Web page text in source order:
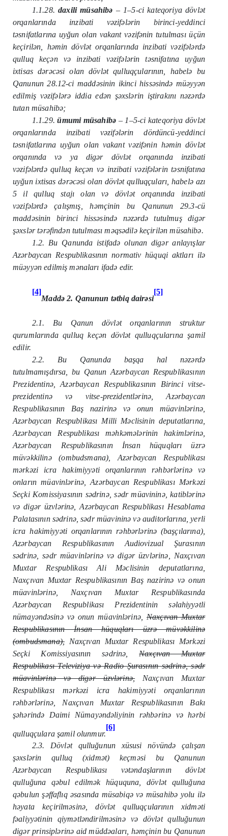
1.1.28.daxili müsahibə – 1–5-ci kateqoriya dövlət
orqanlarında inzibati vəzifələrin birinci-yeddinci
təsnifatlarına uyğun olan vakant vəzifənin tutulması üçün
keçirilən, həmin dövlət orqanlarında inzibati vəzifələrdə
qulluq keçən və inzibati vəzifələrin təsnifatına uyğun
ixtisas dərəcəsi olan dövlət qulluqçularının, habelə bu
Qanunun 28.12-ci maddəsinin ikinci hissəsində müəyyən
edilmiş vəzifələrə iddia edən şəxslərin iştirakını nəzərdə
tutan müsahibə;
1.1.29.ümumi müsahibə – 1–5-ci kateqoriya dövlət
orqanlarında inzibati vəzifələrin dördüncü-yeddinci
təsnifatlarına uyğun olan vakant vəzifənin həmin dövlət
orqanında və ya digər dövlət orqanında inzibati
vəzifələrdə qulluq keçən və inzibati vəzifələrin təsnifatına
uyğun ixtisas dərəcəsi olan dövlət qulluqçuları, habelə azı
5 il qulluq stajı olan və dövlət orqanında inzibati
vəzifələrdə çalışmış, həmçinin bu Qanunun 29.3-cü
maddəsinin birinci hissəsində nəzərdə tutulmuş digər
şəxslər tərəfindən tutulması məqsədilə keçirilən müsahibə.
1.2. Bu Qanunda istifadə olunan digər anlayışlar
Azərbaycan Respublikasının normativ hüquqi aktları ilə
müəyyən edilmiş mənaları ifadə edir.
[4]
Maddə 2. Qanunun tətbiq dairəsi
[5]
2.1. Bu Qanun dövlət orqanlarının struktur
qurumlarında qulluq keçən dövlət qulluqçularına şamil
edilir.
2.2. Bu Qanunda başqa hal nəzərdə
tutulmamışdırsa, bu Qanun Azərbaycan Respublikasının
Prezidentinə, Azərbaycan Respublikasının Birinci vitse-
prezidentinə və vitse-prezidentlərinə, Azərbaycan
Respublikasının Baş nazirinə və onun müavinlərinə,
Azərbaycan Respublikası Milli Məclisinin deputatlarına,
Azərbaycan Respublikası məhkəmələrinin hakimlərinə,
Azərbaycan Respublikasının İnsan hüquqları üzrə
müvəkkilinə (ombudsmana), Azərbaycan Respublikası
mərkəzi icra hakimiyyəti orqanlarının rəhbərlərinə və
onların müavinlərinə, Azərbaycan Respublikası Mərkəzi
Seçki Komissiyasının sədrinə, sədr müavininə, katiblərinə
və digər üzvlərinə, Azərbaycan Respublikası Hesablama
Palatasının sədrinə, sədr müavininə və auditorlarına, yerli
icra hakimiyyəti orqanlarının rəhbərlərinə (başçılarına),
Azərbaycan Respublikasının Audiovizual Şurasının
sədrinə, sədr müavinlərinə və digər üzvlərinə, Naxçıvan
Muxtar Respublikası Ali Məclisinin deputatlarına,
Naxçıvan Muxtar Respublikasının Baş nazirinə və onun
müavinlərinə, Naxçıvan Muxtar Respublikasında
Azərbaycan Respublikası Prezidentinin səlahiyyətli
nümayəndəsinə və onun müavinlərinə, Naxçıvan Muxtar
Respublikasının İnsan hüquqları üzrə müvəkkilinə
(ombudsmana),Naxçıvan Muxtar Respublikası Mərkəzi
Seçki Komissiyasının sədrinə,Naxçıvan Muxtar
Respublikası Televiziya və Radio Şurasının sədrinə, sədr
müavinlərinə və digər üzvlərinə, Naxçıvan Muxtar
Respublikası mərkəzi icra hakimiyyəti orqanlarının
rəhbərlərinə, Naxçıvan Muxtar Respublikasının Bakı
şəhərində Daimi Nümayəndəliyinin rəhbərinə və hərbi
qulluqçulara şamil olunmur.
[6]
2.3. Dövlət qulluğunun xüsusi növündə çalışan
şəxslərin qulluq (xidmət) keçməsi bu Qanunun
Azərbaycan Respublikası vətəndaşlarının dövlət
qulluğuna qəbul edilmək hüququna, dövlət qulluğuna
qəbulun şəffaflıq əsasında müsabiqə və müsahibə yolu ilə
həyata keçirilməsinə, dövlət qulluqçularının xidməti
fəaliyyətinin qiymətləndirilməsinə və dövlət qulluğunun
digər prinsiplərinə aid müddəaları, həmçinin bu Qanunun